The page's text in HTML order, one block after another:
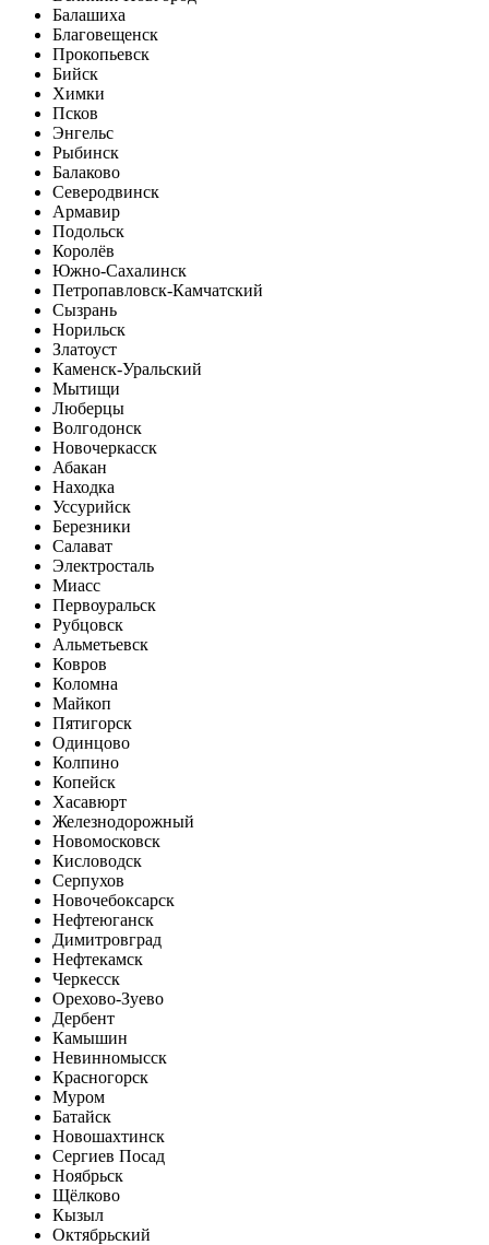
Балашиха
Благовещенск
Прокопьевск
Бийск
Химки
Псков
Энгельс
Рыбинск
Балаково
Северодвинск
Армавир
Подольск
Королёв
Южно-Сахалинск
Петропавловск-Камчатский
Сызрань
Норильск
Златоуст
Каменск-Уральский
Мытищи
Люберцы
Волгодонск
Новочеркасск
Абакан
Находка
Уссурийск
Березники
Салават
Электросталь
Миасс
Первоуральск
Рубцовск
Альметьевск
Ковров
Коломна
Майкоп
Пятигорск
Одинцово
Колпино
Копейск
Хасавюрт
Железнодорожный
Новомосковск
Кисловодск
Серпухов
Новочебоксарск
Нефтеюганск
Димитровград
Нефтекамск
Черкесск
Орехово-Зуево
Дербент
Камышин
Невинномысск
Красногорск
Муром
Батайск
Новошахтинск
Сергиев Посад
Ноябрьск
Щёлково
Кызыл
Октябрьский